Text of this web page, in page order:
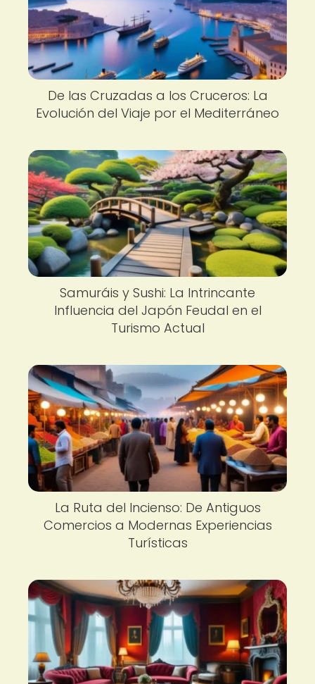
De las Cruzadas a los Cruceros: La
Evolución del Viaje por el Mediterráneo
Samuráis y Sushi: La Intrincante
Influencia del Japón Feudal en el
Turismo Actual
La Ruta del Incienso: De Antiguos
Comercios a Modernas Experiencias
Turísticas